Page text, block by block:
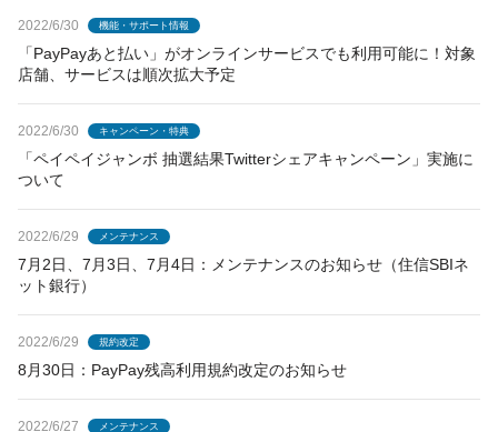
2022/6/30 機能・サポート情報
「PayPayあと払い」がオンラインサービスでも利用可能に！対象
店舗、サービスは順次拡大予定
2022/6/30 キャンペーン・特典
「ペイペイジャンボ 抽選結果Twitterシェアキャンペーン」実施に
ついて
2022/6/29 メンテナンス
7月2日、7月3日、7月4日：メンテナンスのお知らせ（住信SBIネ
ット銀行）
2022/6/29 規約改定
8月30日：PayPay残高利用規約改定のお知らせ
2022/6/27 メンテナンス